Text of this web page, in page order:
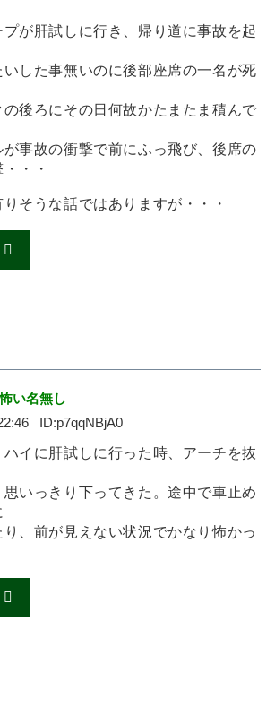
が肝試しに行き、帰り道に事故を起
した事無いのに後部座席の一名が死
後ろにその日何故かたまたま積んで
事故の衝撃で前にふっ飛び、後席の
・・
そうな話ではありますが・・・
い名無し
p7qqNBjA0
ハイに肝試しに行った時、アーチを抜
いっきり下ってきた。途中で車止め
、前が見えない状況でかなり怖かっ